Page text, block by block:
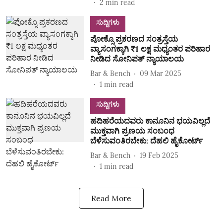
2 min read
ಸುದ್ದಿಗಳು
ಪೋಕ್ಸೊ ಪ್ರಕರಣದ ಸಂತ್ರಸ್ತೆಯ
ವ್ಯಾಸಂಗಕ್ಕಾಗಿ ₹1 ಲಕ್ಷ ಮಧ್ಯಂತರ ಪರಿಹಾರ
ನೀಡಿದ ಸೋನಿಪತ್ ನ್ಯಾಯಾಲಯ
Bar & Bench
09 Mar 2025
1 min read
ಸುದ್ದಿಗಳು
ಹದಿಹರೆಯದವರು ಕಾನೂನಿನ ಭಯವಿಲ್ಲದೆ
ಮುಕ್ತವಾಗಿ ಪ್ರಣಯ ಸಂಬಂಧ
ಬೆಳೆಸುವಂತಿರಬೇಕು: ದೆಹಲಿ ಹೈಕೋರ್ಟ್
Bar & Bench
19 Feb 2025
1 min read
Read More